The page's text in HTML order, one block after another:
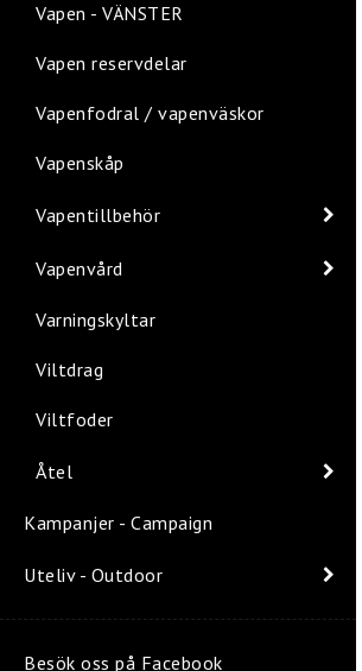
Vapen - VÄNSTER
Vapen reservdelar
Vapenfodral / vapenväskor
Vapenskåp
Vapentillbehör
Vapenvård
Varningskyltar
Viltdrag
Viltfoder
Åtel
Kampanjer - Campaign
Uteliv - Outdoor
Besök oss på Facebook